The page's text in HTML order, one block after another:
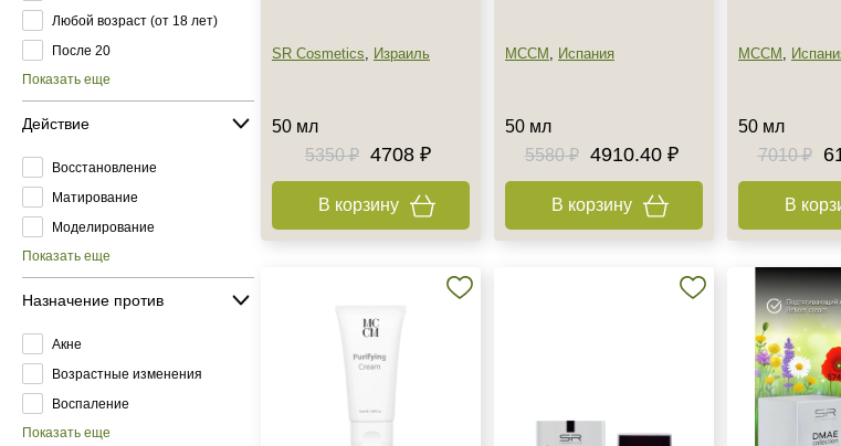
Любой возраст (от 18 лет)
После 20
Показать еще
Действие
Восстановление
Матирование
Моделирование
Показать еще
Назначение против
Акне
Возрастные изменения
Воспаление
Показать еще
SR Cosmetics, Израиль
50 мл
5350 ₽ 4708 ₽
В корзину
MCCM , Испания
50 мл
5580 ₽
4910.40 ₽
В корзину
MCCM ,
50 мл
7010 ₽
В